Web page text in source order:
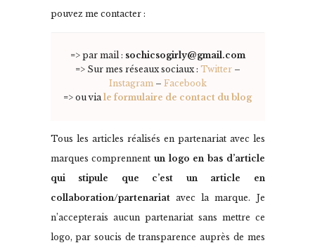
pouvez me contacter :
=> par mail : sochicsogirly@gmail.com
=> Sur mes réseaux sociaux : Twitter–
Instagram – Facebook
=> ou via le formulaire de contact du blog
Tous les articles réalisés en partenariat avec les
marques comprennent un logo en bas d’article
qui stipule que c’est un article en
collaboration/partenariatavec la marque. Je
n’accepterais aucun partenariat sans mettre ce
logo, par soucis de transparence auprès de mes